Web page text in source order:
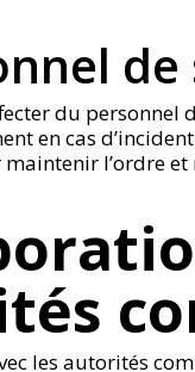
du
en cas
l’ordre et
les autorités